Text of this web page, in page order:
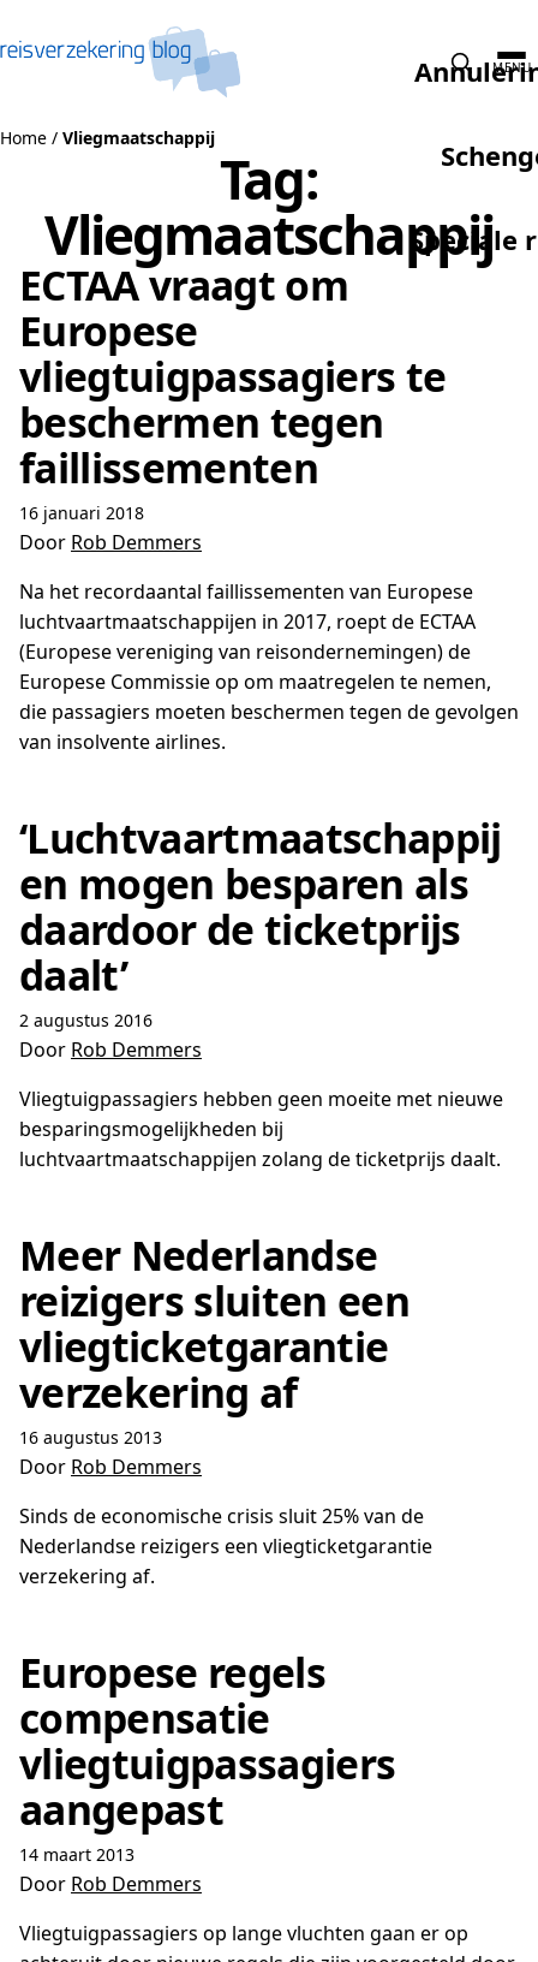
Speciale
MENU
Home / Vliegmaatschappij
Tag:
Vliegmaatschappij
ECTAA vraagt om
Europese
vliegtuigpassagiers te
beschermen tegen
faillissementen
16 januari 2018
Door Rob Demmers
Na het recordaantal faillissementen van Europese
luchtvaartmaatschappijen in 2017, roept de ECTAA
(Europese vereniging van reisondernemingen) de
Europese Commissie op om maatregelen te nemen,
die passagiers moeten beschermen tegen de gevolgen
van insolvente airlines.
‘Luchtvaartmaatschappij
en mogen besparen als
daardoor de ticketprijs
daalt’
2 augustus 2016
Door Rob Demmers
Vliegtuigpassagiers hebben geen moeite met nieuwe
besparingsmogelijkheden bij
luchtvaartmaatschappijen zolang de ticketprijs daalt.
Meer Nederlandse
reizigers sluiten een
vliegticketgarantie
verzekering af
16 augustus 2013
Door Rob Demmers
Sinds de economische crisis sluit 25% van de
Nederlandse reizigers een vliegticketgarantie
verzekering af.
Europese regels
compensatie
vliegtuigpassagiers
aangepast
14 maart 2013
Door Rob Demmers
Vliegtuigpassagiers op lange vluchten gaan er op